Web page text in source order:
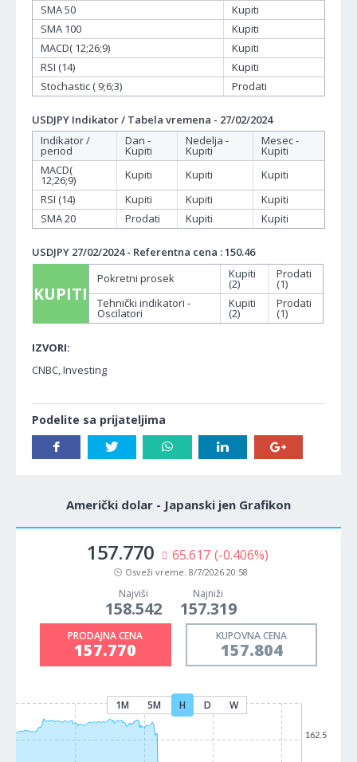
SMA 50
Kupiti
SMA 100
Kupiti
MACD( 12;26;9)
Kupiti
RSI (14)
Kupiti
Stochastic ( 9;6;3)
Prodati
USDJPY Indikator / Tabela vremena - 27/02/2024
Indikator /
period
Dan -
Kupiti
Nedelja -
Kupiti
Mesec -
Kupiti
MACD(
12;26;9) Kupiti Kupiti
Kupiti
RSI (14)
Kupiti Kupiti
Kupiti
SMA 20
Prodati Kupiti Kupiti
USDJPY 27/02/2024 - Referentna cena : 150.46
KUPITI
Pokretni prosek Kupiti
(2)
Prodati
(1)
Tehnički indikatori -
Oscilatori
Kupiti
(2)
Prodati
(1)
IZVORI:
CNBC, Investing
Podelite sa prijateljima
Američki dolar - Japanski jen Grafikon
157.770 65.617 (-0.406%)
Osveži vreme: 8/7/2026 20:58
Najviši
158.542
Najniži
157.319
PRODAJNA CENA
157.770
KUPOVNA CENA
157.804
1M 5M H D W
162.5